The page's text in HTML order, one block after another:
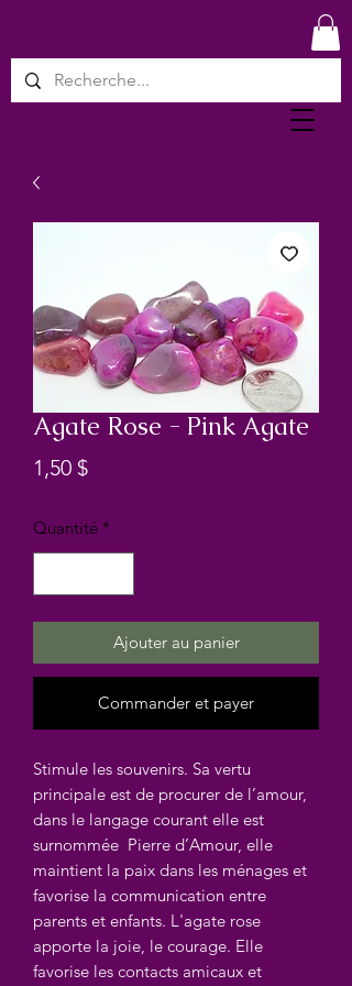
Agate Rose - Pink Agate
1,50 $Prix
Quantité *
Ajouter au panier
Commander et payer
Stimule les souvenirs. Sa vertu
principale est de procurer de l’amour,
dans le langage courant elle est
surnommée Pierre d’Amour, elle
maintient la paix dans les ménages et
favorise la communication entre
parents et enfants. L'agate rose
apporte la joie, le courage. Elle
favorise les contacts amicaux et